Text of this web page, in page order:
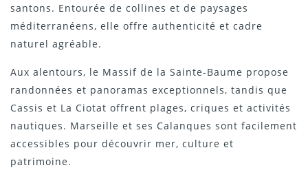
santons. Entourée de collines et de paysages
méditerranéens, elle offre authenticité et cadre
naturel agréable.
Aux alentours, le Massif de la Sainte-Baume propose
randonnées et panoramas exceptionnels, tandis que
Cassis et La Ciotat offrent plages, criques et activités
nautiques. Marseille et ses Calanques sont facilement
accessibles pour découvrir mer, culture et
patrimoine.